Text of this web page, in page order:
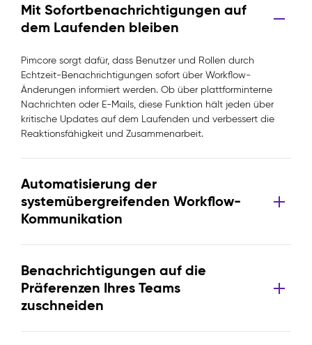
Mit Sofortbenachrichtigungen auf
dem Laufenden bleiben
Pimcore sorgt dafür, dass Benutzer und Rollen durch
Echtzeit-Benachrichtigungen sofort über Workflow-
Änderungen informiert werden. Ob über plattforminterne
Nachrichten oder E-Mails, diese Funktion hält jeden über
kritische Updates auf dem Laufenden und verbessert die
Reaktionsfähigkeit und Zusammenarbeit.
Automatisierung der
systemübergreifenden Workflow-
Kommunikation
Benachrichtigungen auf die
Präferenzen Ihres Teams
zuschneiden